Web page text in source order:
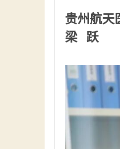
贵州航天
梁 跃